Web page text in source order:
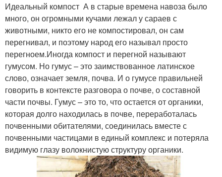
Идеальный компост А в старые времена навоза было
много, он огромными кучами лежал у сараев с
животными, никто его не компостировал, он сам
перегнивал, и поэтому народ его называл просто
перегноем.Иногда компост и перегной называют
гумусом. Но гумус – это заимствованное латинское
слово, означает земля, почва. И о гумусе правильней
говорить в контексте разговора о почве, о составной
части почвы. Гумус – это то, что остается от органики,
которая долго находилась в почве, переработалась
почвенными обитателями, соединилась вместе с
почвенными частицами в единый комплекс и потеряла
видимую глазу волокнистую структуру органики.